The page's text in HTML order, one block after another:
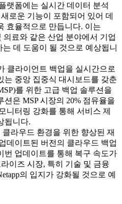
랫폼에는 실시간 데이터 분석
로운 기능이 포함되어 있어 데
효율적으로 만듭니다. 이는
의료와 같은 산업 분야에서 기업
데 도움이 될 것으로 예상됩니
클라이언트 백업을 실시간으로
는 중앙 집중식 대시보드를 갖춘
를 위한 고급 백업 솔루션을
은 MSP 시장의 20% 점유율을
니터링 강화를 통해 서비스 제
됩니다.
클라우드 환경을 위한 향상된 재
데이트된 버전의 클라우드 백업
번 업데이트를 통해 복구 속도가
이즈 시장, 특히 기술 및 금융
의 입지가 강화될 것으로 예